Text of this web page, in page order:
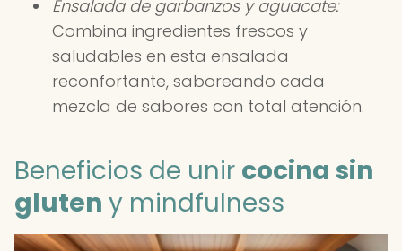
Ensalada de garbanzos y aguacate:
Combina ingredientes frescos y
saludables en esta ensalada
reconfortante, saboreando cada
mezcla de sabores con total atención.
Beneficios de unir cocina sin
gluten y mindfulness